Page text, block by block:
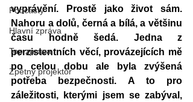
Podcasty
Hlavní zpráva
Top zpráva
Zpětný projektor
vyprávění. Prostě jako život sám.
Nahoru a dolů, černá a bílá, a většinu
času hodně šedá. Jedna z
perzistentních věcí, provázejících mě
po celou dobu ale byla zvýšená
potřeba bezpečnosti. A to pro
záležitosti, kterými jsem se zabýval,